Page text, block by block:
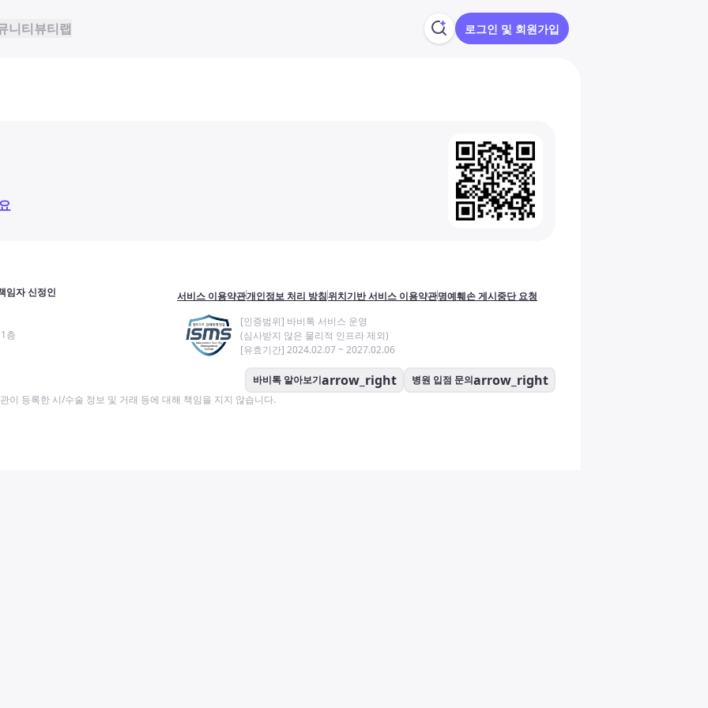
니티뷰티랩 로그인 및 회원가입
임자 신정인
층
서비스 이용약관개인정보 처리 방침위치기반 서비스 이용약관명예훼손 게시중단 요청
[인증범위] 바비톡 서비스 운영
(심사받지 않은 물리적 인프라 제외)
[유효기간] 2024.02.07 ~ 2027.02.06
바비톡 알아보기arrow_right 병원 입점 문의arrow_right
이 등록한 시/수술 정보 및 거래 등에 대해 책임을 지지 않습니다.